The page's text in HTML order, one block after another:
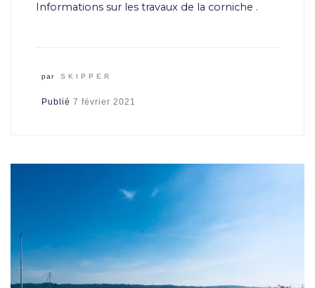
Informations sur les travaux de la corniche .
par SKIPPER
Publié7 février 2021